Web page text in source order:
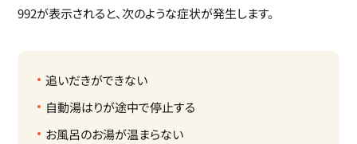
992が表示されると、次のような症状が発生します。
追いだきができない
自動湯はりが途中で停止する
お風呂のお湯が温まらない